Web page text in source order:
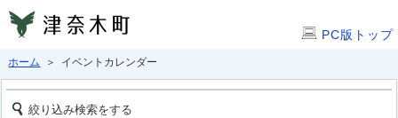
PC版トップ
ホーム ＞ イベントカレンダー
絞り込み検索をする